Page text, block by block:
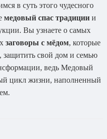
в суть этого чудесного
медовый спас традиции и
Вы узнаете о самых
заговоры с мёдом, которые
защитить свой дом и семью
ведь Медовый
цикл жизни, наполненный